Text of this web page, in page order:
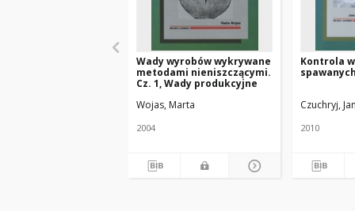
Wady wyrobów wykrywane
metodami nieniszczącymi.
Cz. 1, Wady produkcyjne
Wojas, Marta
2004
Kontrola
Czuchryj,
2010